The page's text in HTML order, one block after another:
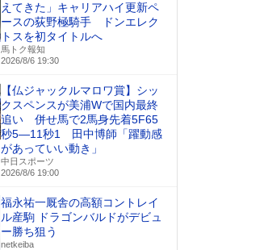
えてきた」キャリアハイ更新ペ
ースの荻野極騎手 ドンエレク
トスを初タイトルへ
馬トク報知
2026/8/6 19:30
【仏ジャックルマロワ賞】シッ
クスペンスが美浦Wで国内最終
追い 併せ馬で2馬身先着5F65
秒5―11秒1 田中博師「躍動感
があっていい動き」
中日スポーツ
2026/8/6 19:00
福永祐一厩舎の高額コントレイ
ル産駒 ドラゴンバルドがデビュ
ー勝ち狙う
netkeiba